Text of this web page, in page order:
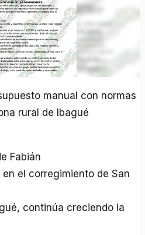
manual con normas
rural de Ibagué
Fabián
el corregimiento de San
continúa creciendo la